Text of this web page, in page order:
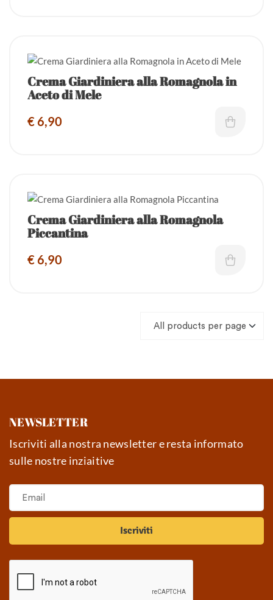
Crema Giardiniera alla Romagnola in
Aceto di Mele
€6,90
Crema Giardiniera alla Romagnola
Piccantina
€6,90
NEWSLETTER
Iscriviti alla nostra newsletter e resta informato
sulle nostre inziaitive